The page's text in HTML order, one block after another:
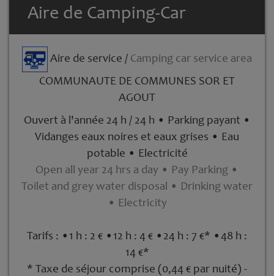
Aire de Camping-Car
Aire de service / Camping car service area
COMMUNAUTE DE COMMUNES SOR ET
AGOUT
Ouvert à l'année 24 h / 24 h • Parking payant •
Vidanges eaux noires et eaux grises • Eau
potable • Electricité
Open all year 24 hrs a day • Pay Parking •
Toilet and grey water disposal • Drinking water
• Electricity
Tarifs : •1 h : 2 € •12 h : 4 € •24 h : 7 €* •48 h :
14 €*
* Taxe de séjour comprise (0,44 € par nuité) -